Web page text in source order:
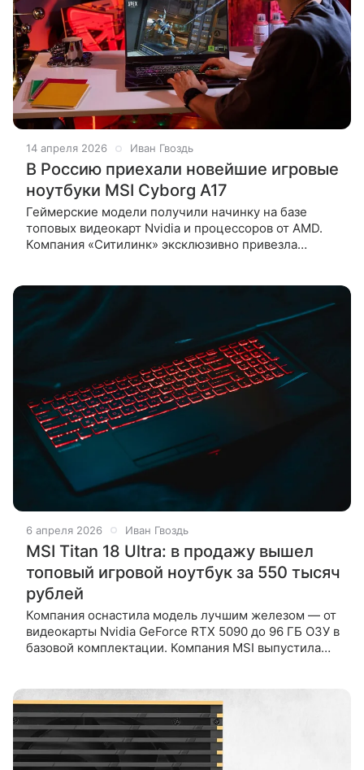
14 апреля 2026 Иван Гвоздь
В Россию приехали новейшие игровые
ноутбуки MSI Cyborg A17
Геймерские модели получили начинку на базе
топовых видеокарт Nvidia и процессоров от AMD.
Компания «Ситилинк» эксклюзивно привезла
6 апреля 2026 Иван Гвоздь
MSI Titan 18 Ultra: в продажу вышел
топовый игровой ноутбук за 550 тысяч
рублей
Компания оснастила модель лучшим железом — от
видеокарты Nvidia GeForce RTX 5090 до 96 ГБ ОЗУ в
базовой комплектации. Компания MSI выпустила